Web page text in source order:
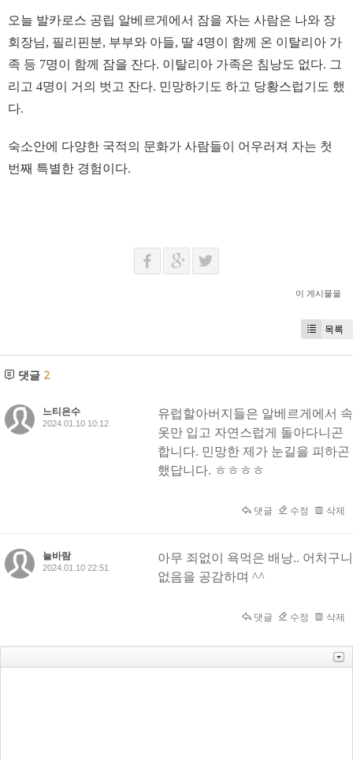
오늘 발카로스 공립 알베르게에서 잠을 자는 사람은 나와 장
회장님, 필리핀분, 부부와 아들, 딸 4명이 함께 온 이탈리아 가
족 등 7명이 함께 잠을 잔다. 이탈리아 가족은 침낭도 없다. 그
리고 4명이 거의 벗고 잔다. 민망하기도 하고 당황스럽기도 했
다.
숙소안에 다양한 국적의 문화가 사람들이 어우러져 자는 첫
번째 특별한 경험이다.
이 게시물을
목록
댓글 2
느티은수
2024.01.10 10:12
유럽할아버지들은 알베르게에서 속
옷만 입고 자연스럽게 돌아다니곤
합니다. 민망한 제가 눈길을 피하곤
했답니다. ㅎㅎㅎㅎ
댓글 수정 삭제
늘바람
2024.01.10 22:51
아무 죄없이 욕먹은 배낭.. 어처구니
없음을 공감하며 ^^
댓글 수정 삭제